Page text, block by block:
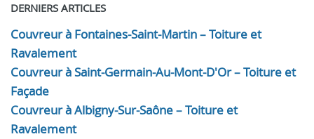
DERNIERS ARTICLES
Couvreur à Fontaines-Saint-Martin – Toiture et
Ravalement
Couvreur à Saint-Germain-Au-Mont-D'Or – Toiture et
Façade
Couvreur à Albigny-Sur-Saône – Toiture et
Ravalement